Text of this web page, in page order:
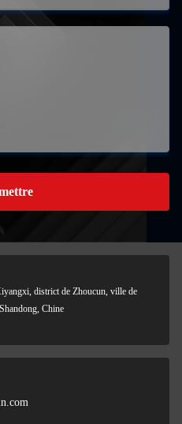
district de Zhoucun, ville de
Chine